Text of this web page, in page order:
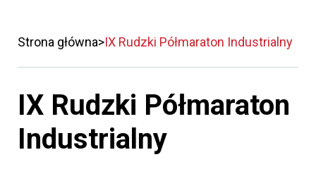
Strona główna IX Rudzki Półmaraton Industrialny
IX Rudzki Półmaraton
Industrialny